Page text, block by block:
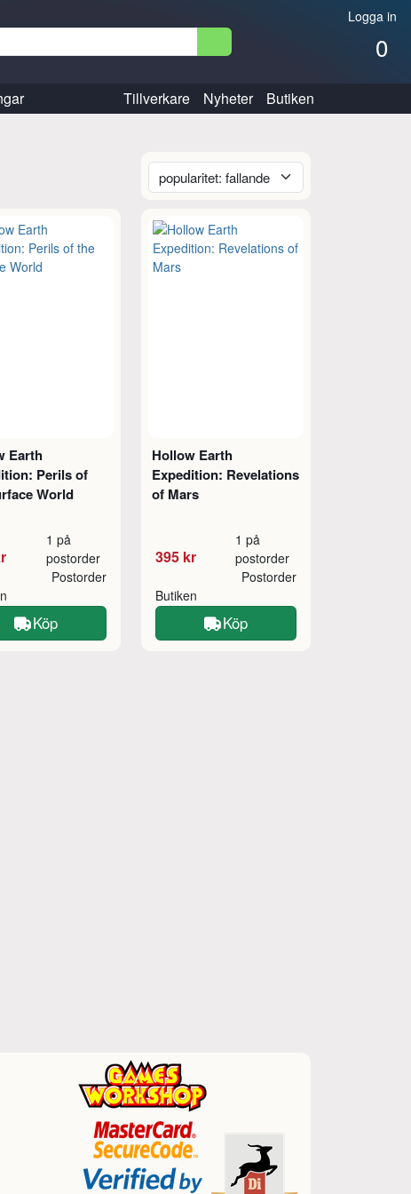
Logga in
0
Tillverkare Nyheter Butiken
Earth
Perils of
World
1 på
postorder
Postorder
Köp
Hollow Earth
Expedition: Revelations
of Mars
395 kr
1 på
postorder
Butiken
Postorder
Köp